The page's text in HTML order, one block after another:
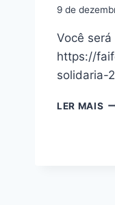
9 de
Você
https://
solidaria-
LER MAIS